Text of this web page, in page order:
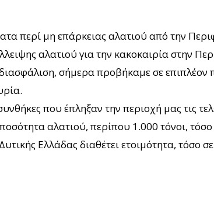
περί μη επάρκειας αλατιού από την
αλατιού για την κακοκαιρία στην
σήμερα προβήκαμε σε
που έπληξαν την περιοχή μας τις
αλατιού, περίπου 1.000 τόνοι,
Ελλάδας διαθέτει ετοιμότητα, τόσο